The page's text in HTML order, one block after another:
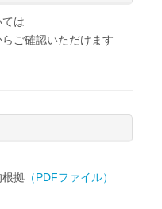
は
ご確認いただけます
根拠 （PDFファイル）